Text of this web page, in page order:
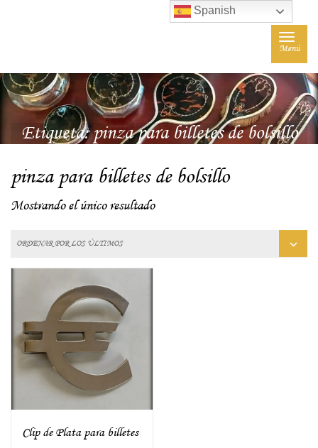
Toggle
Menú
Etiqueta:pinza para billetes de bolsillo
pinza para billetes de bolsillo
Mostrando el único resultado
Clip de Plata para billetes
Spanish